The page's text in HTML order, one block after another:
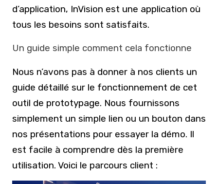
d’application, InVision est une application où
tous les besoins sont satisfaits.
Un guide simple comment cela fonctionne
Nous n’avons pas à donner à nos clients un
guide détaillé sur le fonctionnement de cet
outil de prototypage. Nous fournissons
simplement un simple lien ou un bouton dans
nos présentations pour essayer la démo. Il
est facile à comprendre dès la première
utilisation. Voici le parcours client :